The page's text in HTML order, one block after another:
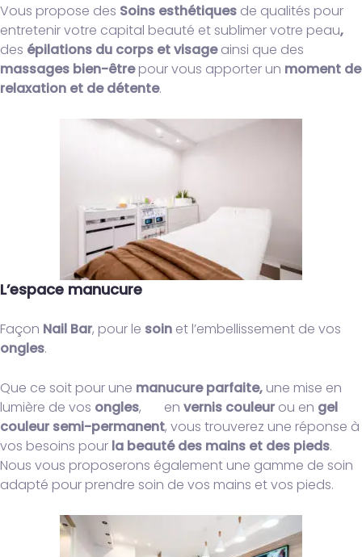
Vous propose des Soins esthétiques de qualités pour
entretenir votre capital beauté et sublimer votre peau,
des épilations du corps et visageainsi que des
massages bien-êtrepour vous apporter un moment de
relaxation et de détente.
L’espace manucure
Façon Nail Bar, pour le soin et l’embellissement de vos
ongles.
Que ce soit pour une manucure parfaite, une mise en
lumière de vos ongles, en vernis couleur ou en gel
couleur semi-permanent, vous trouverez une réponse à
vos besoins pour la beauté des mains et des pieds.
Nous vous proposerons également une gamme de soin
adapté pour prendre soin de vos mains et vos pieds.